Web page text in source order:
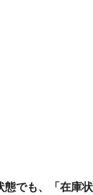
態でも、「在庫状